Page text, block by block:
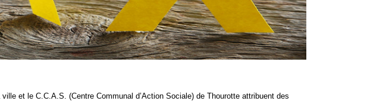
et le C.C.A.S. (Centre Communal d’Action Sociale) de Thourotte attribuent des